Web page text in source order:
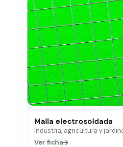
Malla electrosoldada
Industria, agricultura y
Ver ficha